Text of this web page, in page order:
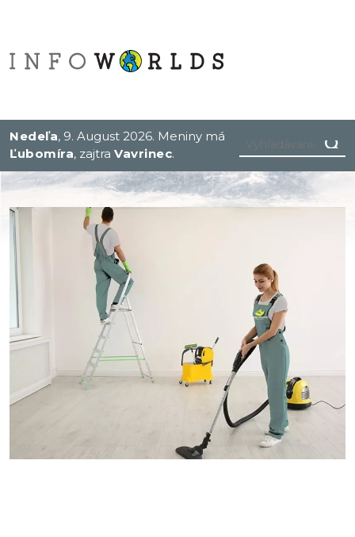
Nedeľa, 9. August 2026. Meniny má
Ľubomíra, zajtra Vavrinec.